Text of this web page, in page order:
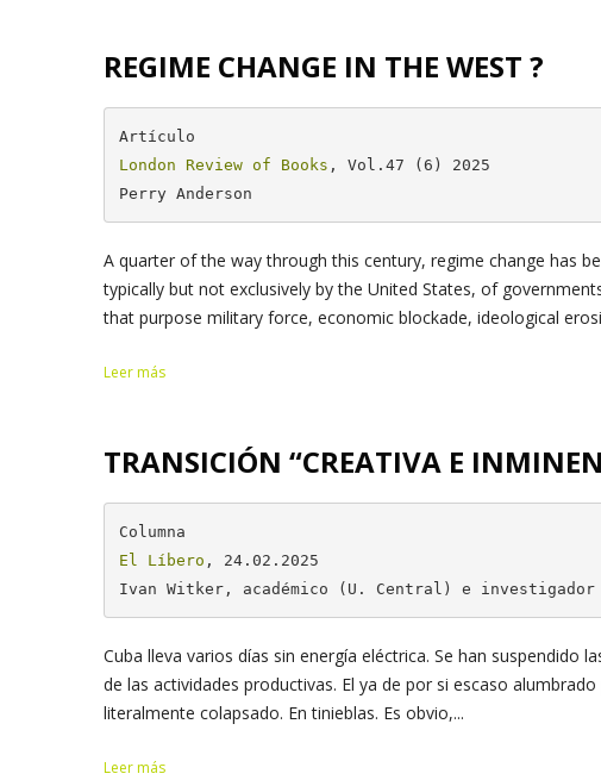
REGIME CHANGE IN THE WEST ?
London Review of Books , Vol.47 (6) 2025
Perry Anderson
A quarter​ of the way through this century, regime change has
typically but not exclusively by the United States, of
that purpose military force, economic blockade, ideological
Leer más
TRANSICIÓN “CREATIVA E
El Líbero , 24.02.2025
Ivan Witker, académico (U. Central) e investigador
Cuba lleva varios días sin energía eléctrica. Se han suspendido
de las actividades productivas. El ya de por si escaso
literalmente colapsado. En tinieblas. Es obvio,...
Leer más